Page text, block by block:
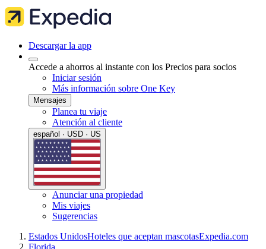
Descargar la app
Accede a ahorros al instante con los Precios para socios
Iniciar sesión
Más información sobre One Key
Mensajes
Planea tu viaje
Atención al cliente
español · USD · US
Anunciar una propiedad
Mis viajes
Sugerencias
Estados UnidosHoteles que aceptan mascotasExpedia.com
Florida